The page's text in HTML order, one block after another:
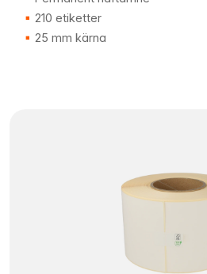
210 etiketter
25 mm kärna